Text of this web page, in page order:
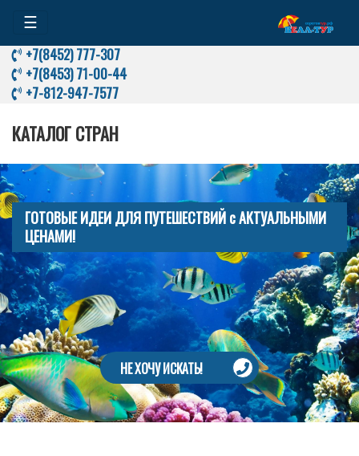
☰
+7(8452) 777-307
+7(8453) 71-00-44
+7-812-947-7577
КАТАЛОГ СТРАН
ГОТОВЫЕ ИДЕИ ДЛЯ ПУТЕШЕСТВИЙ с АКТУАЛЬНЫМИ
ЦЕНАМИ!
НЕ ХОЧУ ИСКАТЬ!